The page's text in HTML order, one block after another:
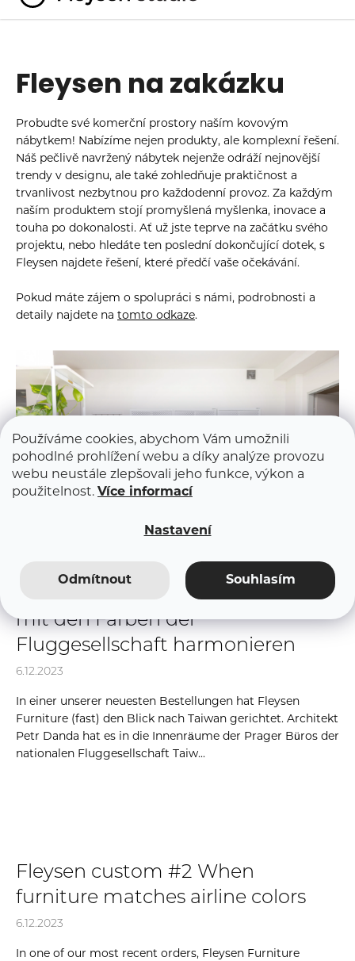
Používáme cookies, abychom Vám umožnili
pohodlné prohlížení webu a díky analýze provozu
webu neustále zlepšovali jeho funkce, výkon a
použitelnost. Více informací
Nastavení
Odmítnout Souhlasím
Přejít
Fleysen na zakázku
Probudte své komerční prostory naším kovovým
nábytkem! Nabízíme nejen produkty, ale komplexní řešení.
Náš pečlivě navržený nábytek nejenže odráží nejnovější
trendy v designu, ale také zohledňuje praktičnost a
trvanlivost nezbytnou pro každodenní provoz. Za každým
naším produktem stojí promyšlená myšlenka, inovace a
touha po dokonalosti. Ať už jste teprve na začátku svého
projektu, nebo hledáte ten poslední dokončující dotek, s
Fleysen najdete řešení, které předčí vaše očekávání.
Pokud máte zájem o spolupráci s námi, podrobnosti a
detaily najdete na tomto odkaze.
V
p
i
s
č
l
á
Fleysen nach Maß #2 Wenn Möbel
mit den Farben der
Fluggesellschaft harmonieren
6.12.2023
In einer unserer neuesten Bestellungen hat Fleysen
Furniture (fast) den Blick nach Taiwan gerichtet. Architekt
Petr Danda hat es in die Innenräume der Prager Büros der
nationalen Fluggesellschaft Taiw...
Fleysen custom #2 When
furniture matches airline colors
6.12.2023
In one of our most recent orders, Fleysen Furniture
C
p
o
t
ř
e
b
u
j
e
t
a
j
í
t
?